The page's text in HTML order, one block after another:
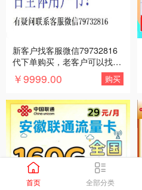
新客户找客服微信79732816
代下单购买，老客户可以找客
服微信79732816绑定账号后
登录购买
￥9999.00 购买
首页 全部分类